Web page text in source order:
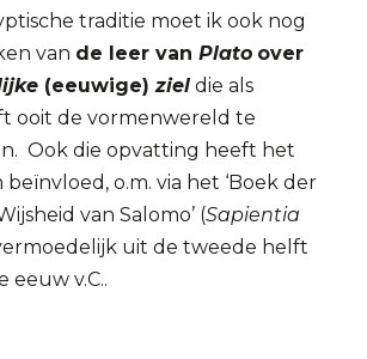
traditie moet ik ook nog
van de leer van Plato over
(eeuwige)ziel die als
ooit de vormenwereld te
Ook die opvatting heeft het
o.m. via het ‘Boek der
van Salomo’ (Sapientia
uit de tweede helft
eeuw v.C..